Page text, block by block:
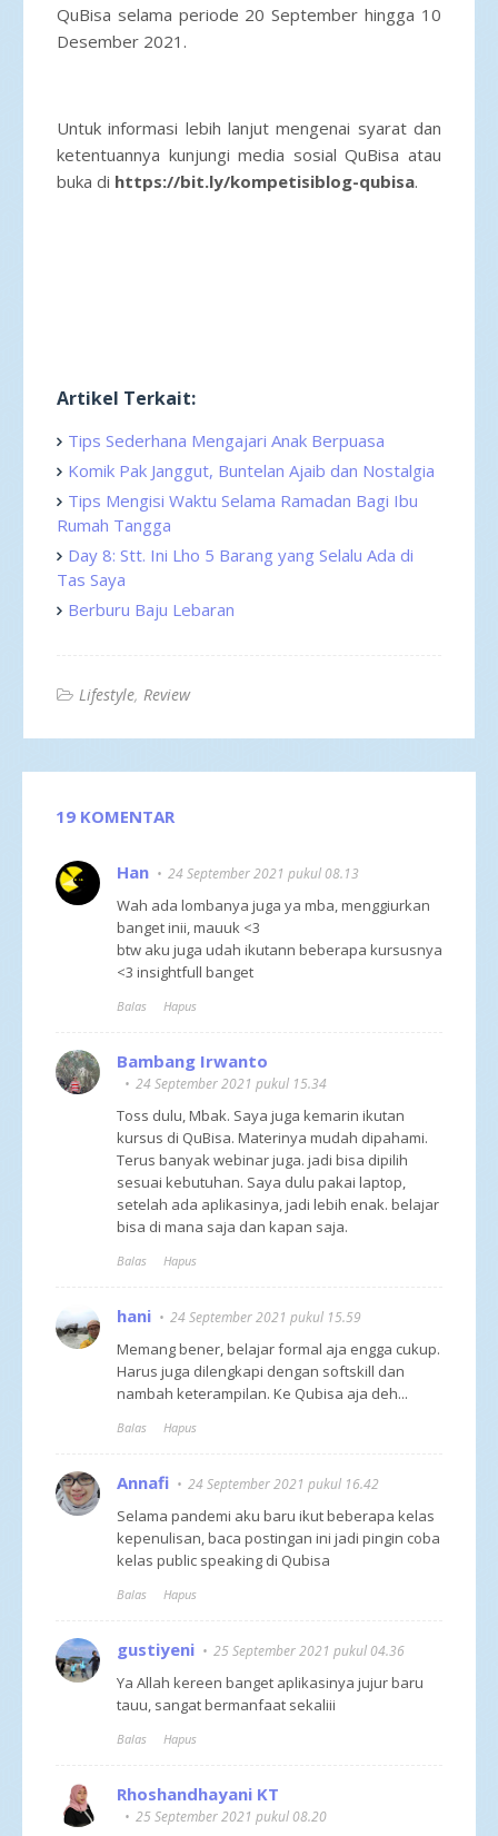
QuBisa selama periode 20 September hingga 10
Desember 2021.
Untuk informasi lebih lanjut mengenai syarat dan
ketentuannya kunjungi media sosial QuBisa atau
buka di https://bit.ly/kompetisiblog-qubisa.
Artikel Terkait:
Tips Sederhana Mengajari Anak Berpuasa
Komik Pak Janggut, Buntelan Ajaib dan Nostalgia
Tips Mengisi Waktu Selama Ramadan Bagi Ibu
Rumah Tangga
Day 8: Stt. Ini Lho 5 Barang yang Selalu Ada di
Tas Saya
Berburu Baju Lebaran
Lifestyle Review
19 KOMENTAR
Han 24 September 2021 pukul 08.13
Wah ada lombanya juga ya mba, menggiurkan
banget inii, mauuk <3
btw aku juga udah ikutann beberapa kursusnya
<3 insightfull banget
Balas Hapus
Bambang Irwanto
24 September 2021 pukul 15.34
Toss dulu, Mbak. Saya juga kemarin ikutan
kursus di QuBisa. Materinya mudah dipahami.
Terus banyak webinar juga. jadi bisa dipilih
sesuai kebutuhan. Saya dulu pakai laptop,
setelah ada aplikasinya, jadi lebih enak. belajar
bisa di mana saja dan kapan saja.
Balas Hapus
hani 24 September 2021 pukul 15.59
Memang bener, belajar formal aja engga cukup.
Harus juga dilengkapi dengan softskill dan
nambah keterampilan. Ke Qubisa aja deh...
Balas Hapus
Annafi 24 September 2021 pukul 16.42
Selama pandemi aku baru ikut beberapa kelas
kepenulisan, baca postingan ini jadi pingin coba
kelas public speaking di Qubisa
Balas Hapus
gustiyeni 25 September 2021 pukul 04.36
Ya Allah kereen banget aplikasinya jujur baru
tauu, sangat bermanfaat sekaliii
Balas Hapus
Rhoshandhayani KT
25 September 2021 pukul 08.20